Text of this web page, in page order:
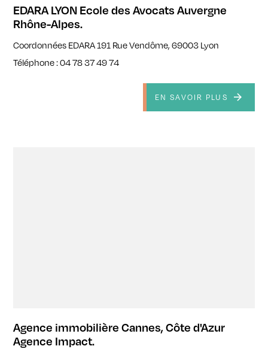
EDARA LYON Ecole des Avocats Auvergne
Rhône-Alpes.
Coordonnées EDARA 191 Rue Vendôme, 69003 Lyon
Téléphone : 04 78 37 49 74
EN SAVOIR PLUS
Agence immobilière Cannes, Côte d'Azur
Agence Impact.